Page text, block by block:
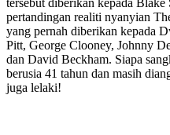
tersebut diberikan kepada
pertandingan realiti nyanyian
yang pernah diberikan kepada
Pitt, George Clooney, Johnny
dan David Beckham. Siapa
berusia 41 tahun dan masih
juga lelaki!